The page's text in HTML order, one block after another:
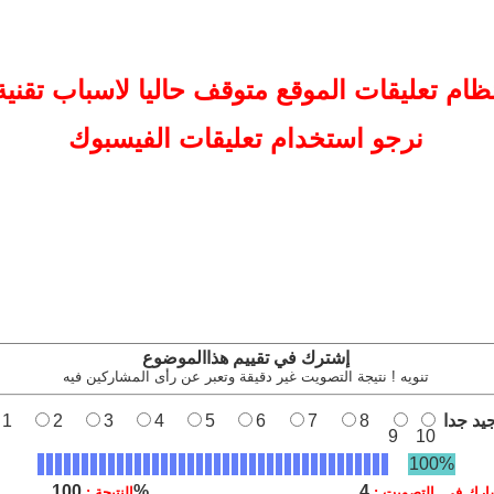
تعليقات الموقع متوقف حاليا لاسباب
نرجو استخدام تعليقات الفيسبوك
إشترك في تقييم هذاالموضوع
تنويه ! نتيجة التصويت غير دقيقة وتعبر عن رأى المشاركين فيه
1 2 3 4 5 6 7
8
9
10
جدا
100%